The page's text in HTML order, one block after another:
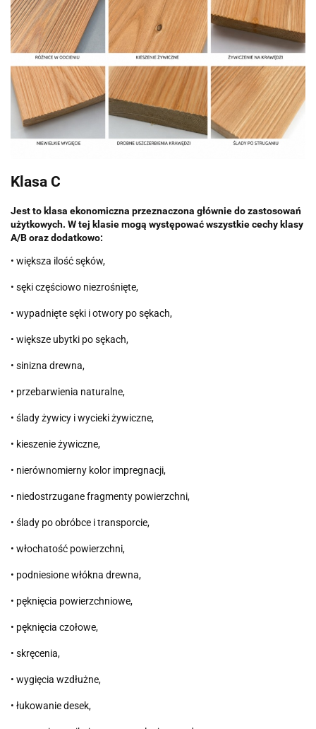
Klasa C
Jest to klasa ekonomiczna przeznaczona głównie do zastosowań
użytkowych. W tej klasie mogą występować wszystkie cechy klasy
A/B oraz dodatkowo:
• większa ilość sęków,
• sęki częściowo niezrośnięte,
• wypadnięte sęki i otwory po sękach,
• większe ubytki po sękach,
• sinizna drewna,
• przebarwienia naturalne,
• ślady żywicy i wycieki żywiczne,
• kieszenie żywiczne,
• nierównomierny kolor impregnacji,
• niedostrzugane fragmenty powierzchni,
• ślady po obróbce i transporcie,
• włochatość powierzchni,
• podniesione włókna drewna,
• pęknięcia powierzchniowe,
• pęknięcia czołowe,
• skręcenia,
• wygięcia wzdłużne,
• łukowanie desek,